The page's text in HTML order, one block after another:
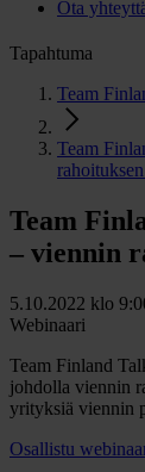
Ota
Tapahtuma
Team
Team
Team
– viennin
5.10.2022 klo
Webinaari
Team Finland
johdolla viennin
yrityksiä viennin
Osallistu